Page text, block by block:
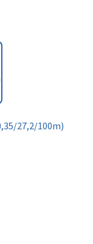
27,2/100m)